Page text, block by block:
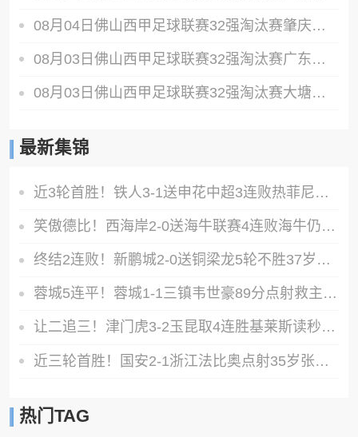
08月04日佛山西甲足球联赛32强淘汰赛肇庆恒骏成VS三七互娱全场录像
08月03日佛山西甲足球联赛32强淘汰赛广东客家青年VS广州英华思力U17全场录像
08月03日佛山西甲足球联赛32强淘汰赛大塘控股VS茂名市点都得全场录像
最新集锦
近3轮首胜！铁人3-1送申花中超3连败热菲尼奥双响邦本宜裕传射
笑傲德比！西海岸2-0送海牛联赛4连败海牛仍垫底西海岸升至第二
终结2连败！新鹏城2-0送铜梁龙5轮不胜37岁姜至鹏破门韦斯利建功
蓉城5连平！蓉城1-1三镇韦世豪89分点射救主费利佩造点李昂破门
让二追三！津门虎3-2玉昆取4连胜基莱斯读秒绝杀萨尔瓦多破门
近三轮首胜！国安2-1浙江法比奥点射35岁张稀哲制胜王钰栋送助攻
热门TAG